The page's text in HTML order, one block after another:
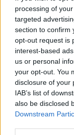
processing of
targeted
section to confirm
opt-out request is
interest-based
us or personal
your opt-out. You
disclosure of your
IAB’s list of
also be disclosed
Downstream
Reklama
Pracovní
07.08.2026 -
48.400 Kč •
07.08.2026 -
48.400 Kč •
okres Jihlava)
07.08.2026 -
Klementa 869,
06.08.2026 -
Jihlava)